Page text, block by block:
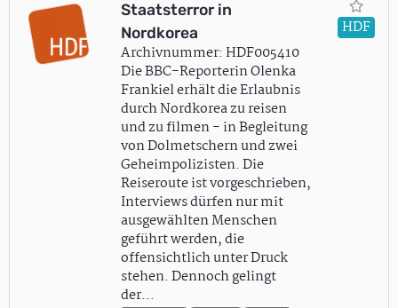
Staatsterror in
Nordkorea
Archivnummer: HDF005410
Die BBC-Reporterin Olenka
Frankiel erhält die Erlaubnis
durch Nordkorea zu reisen
und zu filmen - in Begleitung
von Dolmetschern und zwei
Geheimpolizisten. Die
Reiseroute ist vorgeschrieben,
Interviews dürfen nur mit
ausgewählten Menschen
geführt werden, die
offensichtlich unter Druck
stehen. Dennoch gelingt
der…
HDF